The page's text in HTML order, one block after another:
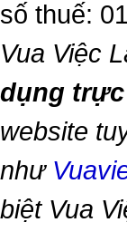
số thuế:
Vua Việc
dụng
website
như
biệt Vua